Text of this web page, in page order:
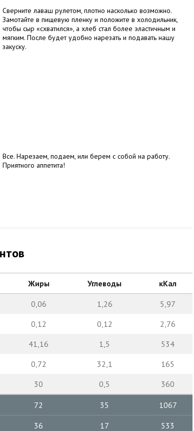
Сверните лаваш рулетом, плотно насколько возможно.
Замотайте в пищевую пленку и положите в холодильник,
чтобы сыр «схватился», а хлеб стал более эластичным и
мягким. После будет удобно нарезать и подавать нашу
закуску.
Все. Нарезаем, подаем, или берем с собой на работу.
Приятного аппетита!
Жиры Углеводы кКал
0,06 1,26
5,97
0,12 0,12
2,76
41,16 1,5
534
0,72 32,1
165
30 0,5 360
72 35 1067
36 17 533